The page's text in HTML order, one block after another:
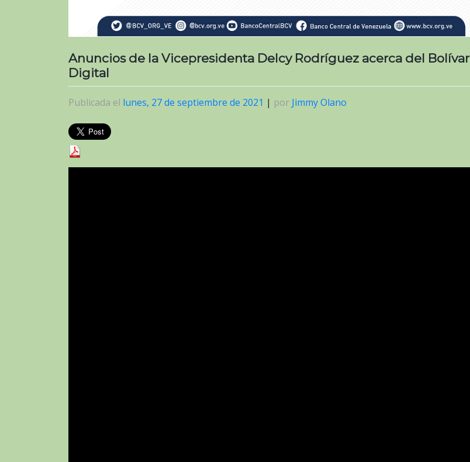
Anuncios de la Vicepresidenta Delcy Rodríguez acerca del Bolívar
Digital
Publicada el lunes, 27 de septiembre de 2021 | por Jimmy Olano